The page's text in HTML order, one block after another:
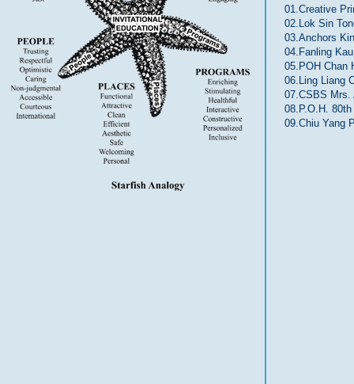
01.Creative
02.Lok Sin
03.Anchors
04.Fanling
05.POH Chan
06.Ling Liang
07.CSBS Mrs.
08.P.O.H.
09.Chiu Yang